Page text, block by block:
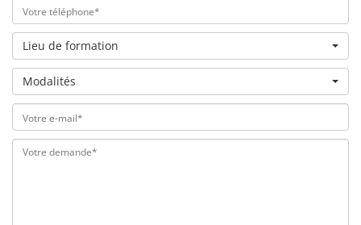
Lieu de formation
Modalités